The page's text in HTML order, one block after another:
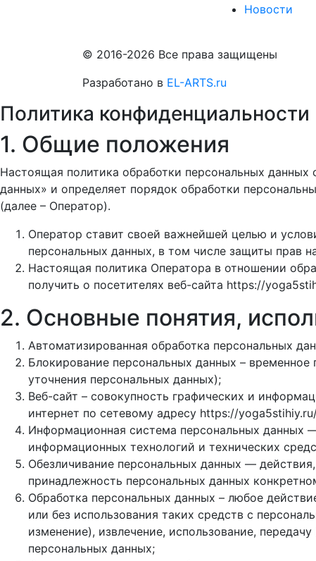
Новости
© 2016-2026 Все права защищены
Разработано в EL-ARTS.ru
Политика конфиденциальности
1. Общие положения
Настоящая политика обработки персональных
данных» и определяет порядок обработки
(далее – Оператор).
Оператор ставит своей важнейшей целью и
персональных данных, в том числе защиты прав
Настоящая политика Оператора в отношении
получить о посетителях веб-сайта https://
2. Основные понятия,
Автоматизированная обработка персональных
Блокирование персональных данных –
уточнения персональных данных);
Веб-сайт – совокупность графических и
интернет по сетевому адресу https://
Информационная система персональных данных
информационных технологий и технических
Обезличивание персональных данных —
принадлежность персональных данных
Обработка персональных данных – любое
или без использования таких средств с
изменение), извлечение, использование,
персональных данных;